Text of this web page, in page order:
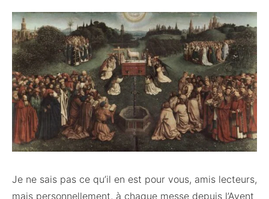
Je ne sais pas ce qu’il en est pour vous, amis lecteurs,
mais personnellement, à chaque messe depuis l’Avent